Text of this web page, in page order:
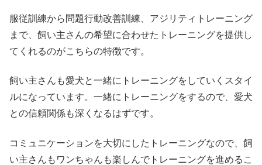
服従訓練から問題行動改善訓練、アジリティトレーニング
まで、飼い主さんの希望に合わせたトレーニングを提供し
てくれるのがこちらの特徴です。
飼い主さんも愛犬と一緒にトレーニングをしていくスタイ
ルになっています。一緒にトレーニングをするので、愛犬
との信頼関係も深くなるはずです。
コミュニケーションを大切にしたトレーニングなので、飼
い主さんもワンちゃんも楽しんでトレーニングを進めるこ